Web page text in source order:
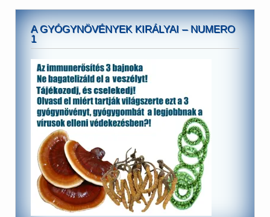
A GYÓGYNÖVÉNYEK KIRÁLYAI – NUMERO
1